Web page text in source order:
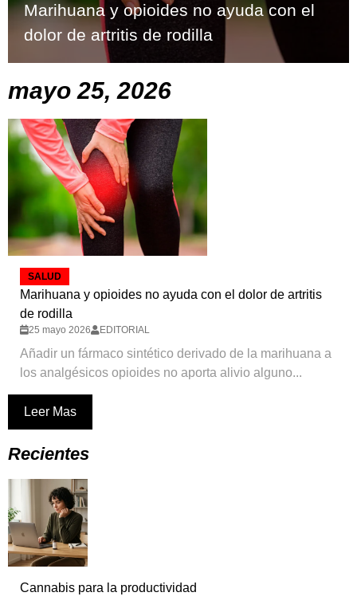
Marihuana y opioides no ayuda con el
dolor de artritis de rodilla
mayo 25, 2026
SALUD
Marihuana y opioides no ayuda con el dolor de artritis
de rodilla
25 mayo 2026 EDITORIAL
Añadir un fármaco sintético derivado de la marihuana a
los analgésicos opioides no aporta alivio alguno...
Leer Mas
Recientes
Cannabis para la productividad